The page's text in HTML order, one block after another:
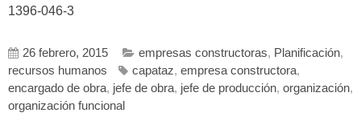
1396-046-3
26 febrero, 2015 empresas constructoras, Planificación,
recursos humanos
capataz, empresa constructora,
encargado de obra, jefe de obra, jefe de producción, organización,
organización funcional